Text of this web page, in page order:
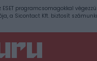
programcsomagokkal
a Sicontact Kft. biztosít